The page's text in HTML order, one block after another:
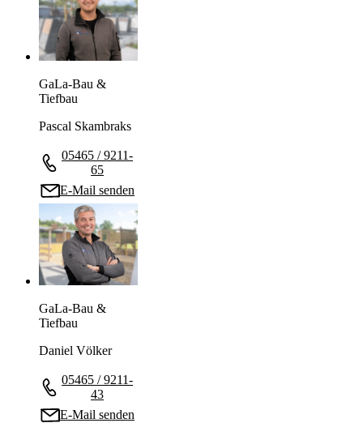
GaLa-Bau &
Tiefbau
Pascal Skambraks
05465 / 9211-
65
E-Mail senden
GaLa-Bau &
Tiefbau
Daniel Völker
05465 / 9211-
43
E-Mail senden